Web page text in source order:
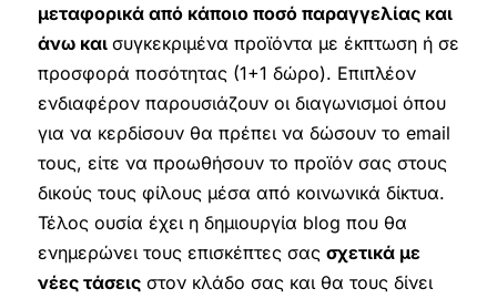
μεταφορικά από κάποιο ποσό παραγγελίας και
άνω και συγκεκριμένα προϊόντα με έκπτωση ή σε
προσφορά ποσότητας (1+1 δώρο). Επιπλέον
ενδιαφέρον παρουσιάζουν οι διαγωνισμοί όπου
για να κερδίσουν θα πρέπει να δώσουν το email
τους, είτε να προωθήσουν το προϊόν σας στους
δικούς τους φίλους μέσα από κοινωνικά δίκτυα.
Τέλος ουσία έχει η δημιουργία blog που θα
ενημερώνει τους επισκέπτες σας σχετικά με
νέες τάσειςστον κλάδο σας και θα τους δίνει